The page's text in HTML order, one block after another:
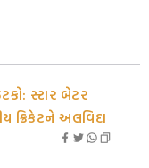
સ્ટાર બેટર
ક્રિકેટને અલવિદા